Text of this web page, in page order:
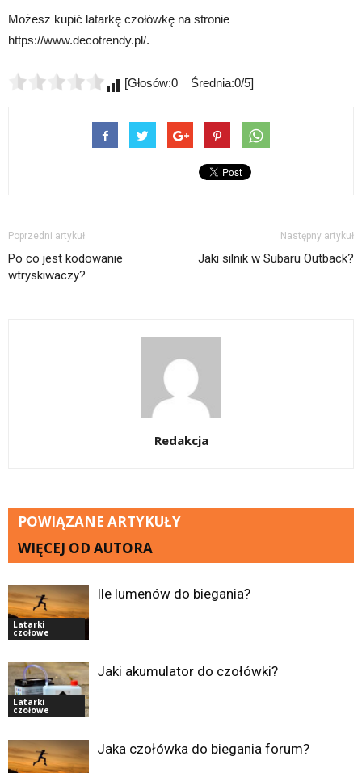
Możesz kupić latarkę czołówkę na stronie
https://www.decotrendy.pl/.
[Głosów:0 Średnia:0/5]
Poprzedni artykuł
Po co jest kodowanie
wtryskiwaczy?
Następny artykuł
Jaki silnik w Subaru Outback?
Redakcja
POWIĄZANE ARTYKUŁY
WIĘCEJ OD AUTORA
Latarki
czołowe
Ile lumenów do biegania?
Latarki
czołowe
Jaki akumulator do czołówki?
Jaka czołówka do biegania forum?